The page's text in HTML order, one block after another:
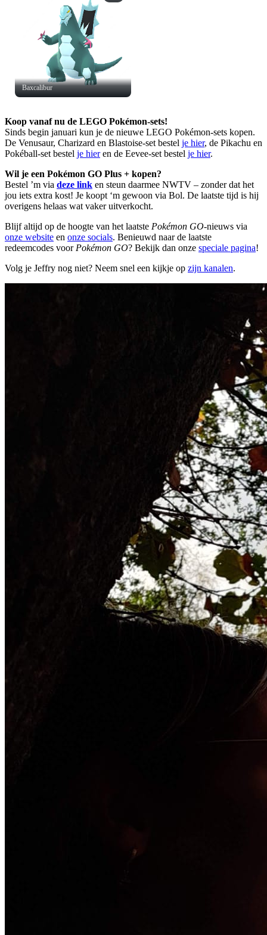
Baxcalibur
Koop vanaf nu de LEGO Pokémon-sets!
Sinds begin januari kun je de nieuwe LEGO Pokémon-sets kopen.
De Venusaur, Charizard en Blastoise-set bestel je hier, de Pikachu en
Pokéball-set bestel je hieren de Eevee-set bestel je hier.
Wil je een Pokémon GO Plus + kopen?
Bestel ’m via deze link en steun daarmee NWTV – zonder dat het
jou iets extra kost! Je koopt ‘m gewoon via Bol. De laatste tijd is hij
overigens helaas wat vaker uitverkocht.
Blijf altijd op de hoogte van het laatste Pokémon GO-nieuws via
onze website en onze socials. Benieuwd naar de laatste
redeemcodes voor Pokémon GO? Bekijk dan onze speciale pagina!
Volg je Jeffry nog niet? Neem snel een kijkje op zijn kanalen.